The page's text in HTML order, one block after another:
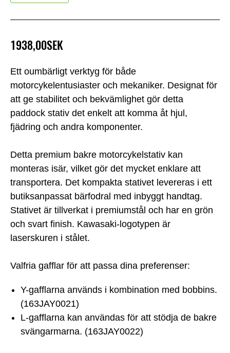
Ett oumbärligt verktyg för både
motorcykelentusiaster och mekaniker. Designat för
att ge stabilitet och bekvämlighet gör detta
paddock stativ det enkelt att komma åt hjul,
fjädring och andra komponenter.
Detta premium bakre motorcykelstativ kan
monteras isär, vilket gör det mycket enklare att
transportera. Det kompakta stativet levereras i ett
butiksanpassat bärfodral med inbyggt handtag.
Stativet är tillverkat i premiumstål och har en grön
och svart finish. Kawasaki-logotypen är
laserskuren i stålet.
Valfria gafflar för att passa dina preferenser:
Y-gafflarna används i kombination med bobbins.
(163JAY0021)
L-gafflarna kan användas för att stödja de bakre
svängarmarna. (163JAY0022)
1938,00SEK